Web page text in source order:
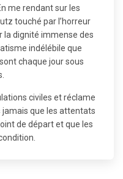
me rendant sur les
touché par l’horreur
la dignité immense des
indélébile que
chaque jour sous
civiles et réclame
jamais que les attentats
de départ et que les